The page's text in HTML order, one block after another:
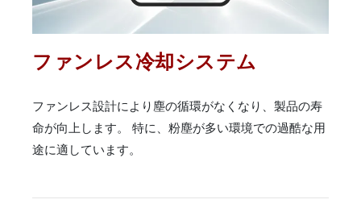
ファンレス冷却システム
ファンレス設計により塵の循環がなくなり、製品の寿
命が向上します。 特に、粉塵が多い環境での過酷な用
途に適しています。